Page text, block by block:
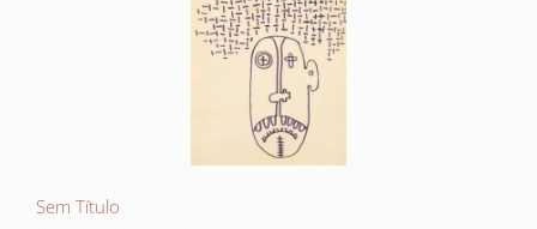
Sem Título